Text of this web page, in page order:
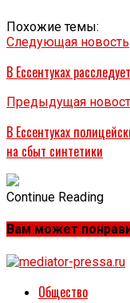
Похожие темы:
Следующая новость
В Ессентуках
Предыдущая
В Ессентуках
на сбыт синтетики
Continue Reading
Вам может
Общество